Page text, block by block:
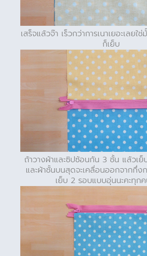
เสร็จแล้วจ๊า เร็วกว่าการเนาเยอะเลย
ก็เย็บ
ถ้าวางผ้าและซิปซ้อนกัน 3 ชั้น แล้วเ
และผ้าชั้นบนสุดจะเคลื่อนออกจากกึ่ง
เย็บ 2 รอบแบบอุ่นนะคะทุก